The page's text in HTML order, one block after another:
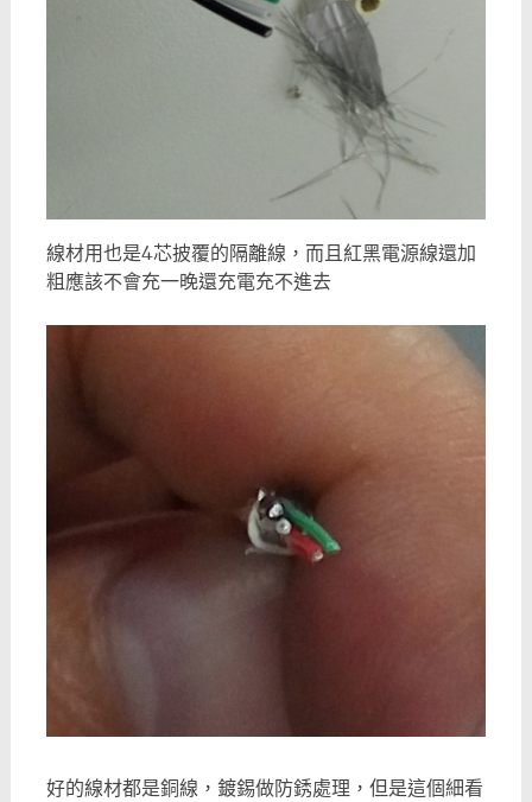
線材用也是4芯披覆的隔離線，而且紅黑電源線還加
粗應該不會充一晚還充電充不進去
好的線材都是銅線，鍍錫做防銹處理，但是這個細看